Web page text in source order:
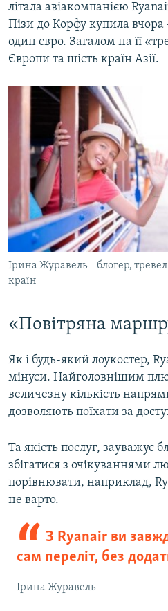
літала авіакомпанією
Пізи до Корфу купила
один євро. Загалом на її
Європи та шість країн Азії.
Ірина Журавель – блогер,
країн
«Повітряна
Як і будь-який лоукостер,
мінуси. Найголовнішим
величезну кількість
дозволяють поїхати за
Та якість послуг, зауважує
збігатися з очікуваннями
порівнювати, наприклад,
не варто.
З Ryanair ви
сам переліт, без
Ірина Журавель